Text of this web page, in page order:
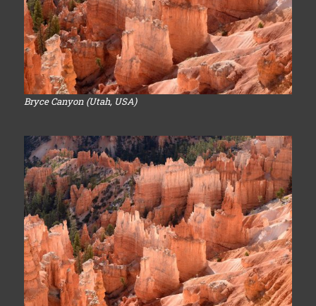
Bryce Canyon (Utah, USA)